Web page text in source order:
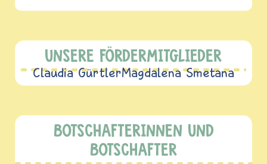
UNSERE FÖRDERMITGLIEDER
Claudia GürtlerMagdalena Smetana
BOTSCHAFTERINNEN UND
BOTSCHAFTER